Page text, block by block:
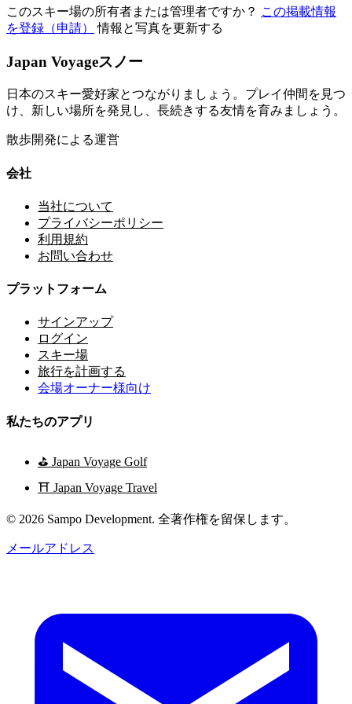
このスキー場の所有者または管理者ですか？ この掲載情報
を登録（申請）
情報と写真を更新する
Japan Voyageスノー
日本のスキー愛好家とつながりましょう。プレイ仲間を見つ
け、新しい場所を発見し、長続きする友情を育みましょう。
散歩開発による運営
会社
当社について
プライバシーポリシー
利用規約
お問い合わせ
プラットフォーム
サインアップ
ログイン
スキー場
旅行を計画する
会場オーナー様向け
私たちのアプリ
⛳ Japan Voyage Golf
⛩️ Japan Voyage Travel
© 2026 Sampo Development. 全著作権を留保します。
メールアドレス